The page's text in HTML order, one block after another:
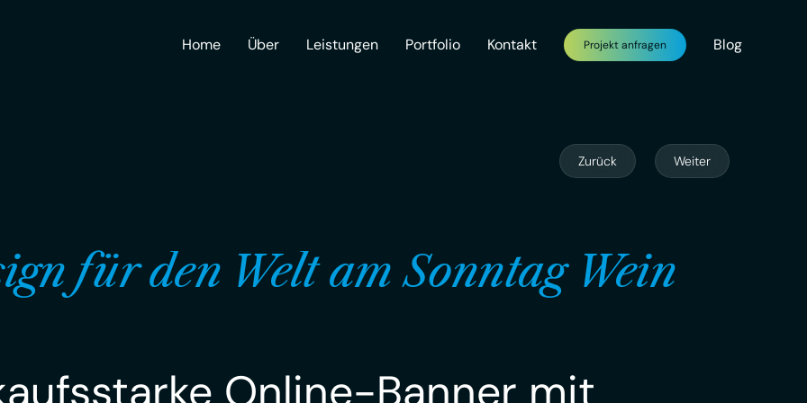
Home Über Leistungen Portfolio Kontakt Projekt anfragen Blog
Zurück Weiter
für den Welt am Sonntag Wein